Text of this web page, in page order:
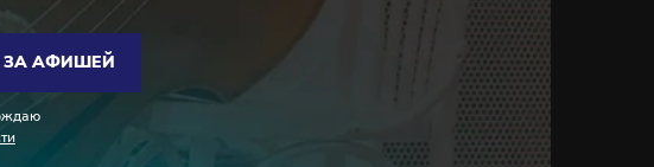
ЗА АФИШЕЙ